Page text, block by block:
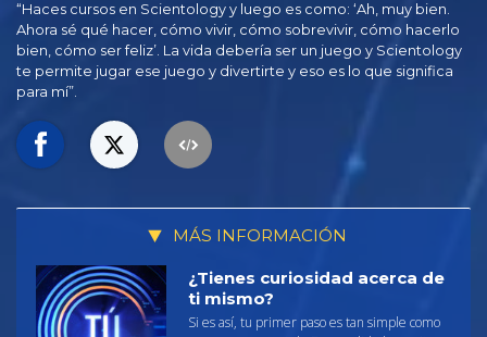
“Haces cursos en Scientology y luego es como: ‘Ah, muy bien.
Ahora sé qué hacer, cómo vivir, cómo sobrevivir, cómo hacerlo
bien, cómo ser feliz’. La vida debería ser un juego y Scientology
te permite jugar ese juego y divertirte y eso es lo que significa
para mí”.
MÁS INFORMACIÓN
¿Tienes curiosidad acerca de
ti mismo?
Si es así, tu primer paso es tan simple como